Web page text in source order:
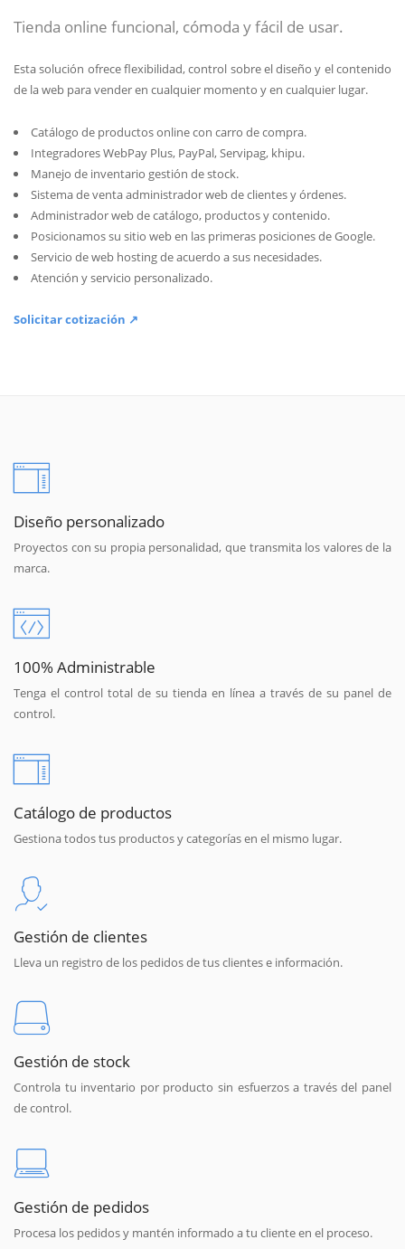
Tienda online funcional, cómoda y fácil de usar.
Esta solución ofrece flexibilidad, control sobre el diseño y el contenido
de la web para vender en cualquier momento y en cualquier lugar.
Catálogo de productos online con carro de compra.
Integradores WebPay Plus, PayPal, Servipag, khipu.
Manejo de inventario gestión de stock.
Sistema de venta administrador web de clientes y órdenes.
Administrador web de catálogo, productos y contenido.
Posicionamos su sitio web en las primeras posiciones de Google.
Servicio de web hosting de acuerdo a sus necesidades.
Atención y servicio personalizado.
Solicitar cotización ↗
Diseño personalizado
Proyectos con su propia personalidad, que transmita los valores de la
marca.
100% Administrable
Tenga el control total de su tienda en línea a través de su panel de
control.
Catálogo de productos
Gestiona todos tus productos y categorías en el mismo lugar.
Gestión de clientes
Lleva un registro de los pedidos de tus clientes e información.
Gestión de stock
Controla tu inventario por producto sin esfuerzos a través del panel
de control.
Gestión de pedidos
Procesa los pedidos y mantén informado a tu cliente en el proceso.